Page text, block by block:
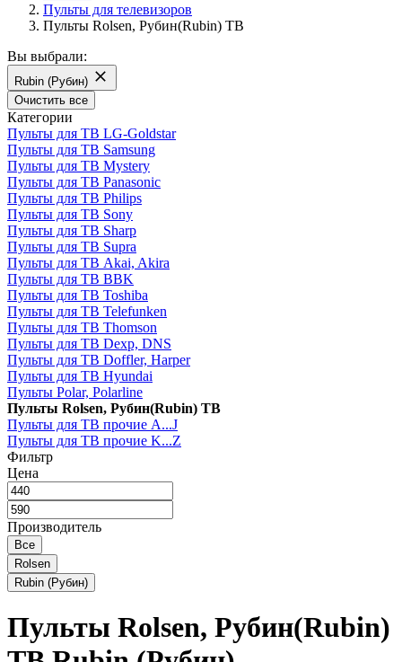
Пульты для телевизоров
Пульты Rolsen, Рубин(Rubin) ТВ
Вы выбрали:
Rubin (Рубин)
Очистить все
Категории
Пульты для ТВ LG-Goldstar
Пульты для ТВ Samsung
Пульты для ТВ Mystery
Пульты для ТВ Panasonic
Пульты для ТВ Philips
Пульты для ТВ Sony
Пульты для ТВ Sharp
Пульты для ТВ Supra
Пульты для ТВ Akai, Akira
Пульты для ТВ BBK
Пульты для ТВ Toshiba
Пульты для ТВ Telefunken
Пульты для ТВ Thomson
Пульты для ТВ Dexp, DNS
Пульты для ТВ Doffler, Harper
Пульты для ТВ Hyundai
Пульты Polar, Polarline
Пульты Rolsen, Рубин(Rubin) ТВ
Пульты для ТВ прочие A...J
Пульты для ТВ прочие K...Z
Фильтр
Цена
Производитель
Все
Rolsen
Rubin (Рубин)
Пульты Rolsen, Рубин(Rubin)